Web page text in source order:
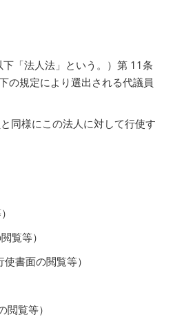
「法人法」という。）第 11条
の規定により選出される代議員
同様にこの法人に対して行使す
覧等）
書面の閲覧等）
覧等）